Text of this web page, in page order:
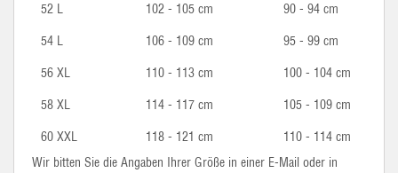
52 L
102 - 105 cm
90 - 94 cm
54 L
106 - 109 cm
95 - 99 cm
56 XL
110 - 113 cm
100 - 104 cm
58 XL
114 - 117 cm
105 - 109 cm
60 XXL
118 - 121 cm
110 - 114 cm
Wir bitten Sie die Angaben Ihrer Größe in einer E-Mail oder in